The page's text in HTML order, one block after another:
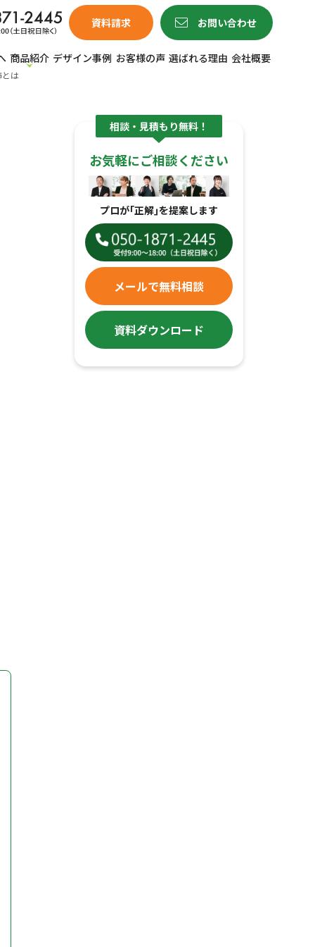
資料請求 お問い合わせ
商品紹介 デザイン事例 お客様の声 選ばれる理由 会社概要
は
相談・見積もり無料！
お気軽にご相談ください
プロが｢正解｣を提案します
メールで無料相談
資料ダウンロード